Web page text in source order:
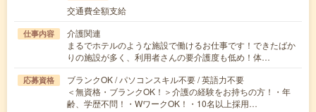
交通費全額支給
仕事内容
介護関連
まるでホテルのような施設で働けるお仕事です！できたばか
りの施設が多く、利用者さんの要介護度も低め！体…
応募資格
ブランクOK / パソコンスキル不要 / 英語力不要
＜無資格・ブランクOK！＞介護の経験をお持ちの方！・年
齢、学歴不問！・WワークOK！・10名以上採用…